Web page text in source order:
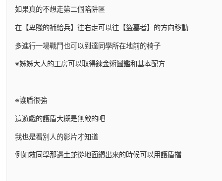
如果真的不想走第二個陷阱區
在【卑賤的補給兵】往右走可以往【盜墓者】的方向移動
多進行一場戰鬥也可以到達同學所在地前的椅子
※姊姊大人的工房可以取得鍊金術圖鑑和基本配方
※護盾很強
這遊戲的護盾大概是無敵的吧
我也是看別人的影片才知道
例如救同學那邊土蛇從地面鑽出來的時候可以用護盾擋